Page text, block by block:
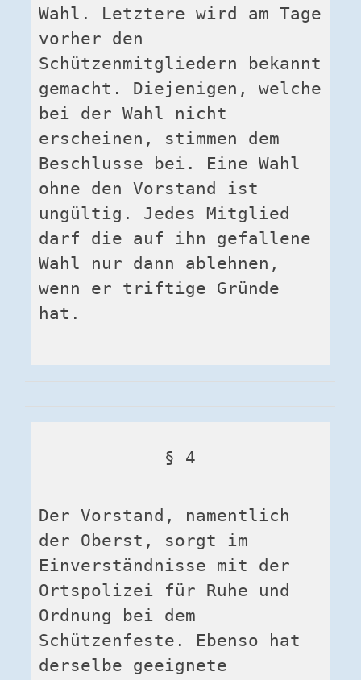
Wahl. Letztere wird am Tage
vorher den
Schützenmitgliedern bekannt
gemacht. Diejenigen, welche
bei der Wahl nicht
erscheinen, stimmen dem
Beschlusse bei. Eine Wahl
ohne den Vorstand ist
ungültig. Jedes Mitglied
darf die auf ihn gefallene
Wahl nur dann ablehnen,
wenn er triftige Gründe
hat.
§ 4
Der Vorstand, namentlich
der Oberst, sorgt im
Einverständnisse mit der
Ortspolizei für Ruhe und
Ordnung bei dem
Schützenfeste. Ebenso hat
derselbe geeignete